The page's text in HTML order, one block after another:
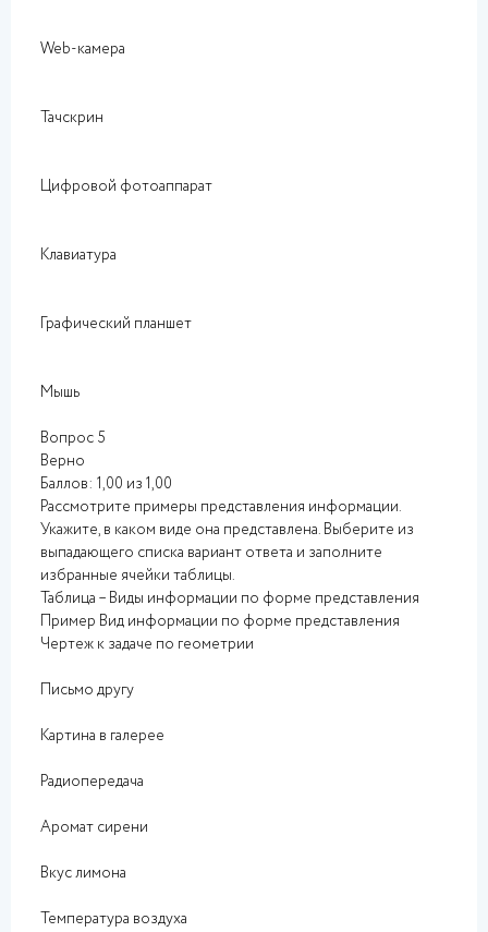
Web-камера
Тачскрин
Цифровой фотоаппарат
Клавиатура
Графический планшет
Мышь
Вопрос 5
Верно
Баллов: 1,00 из 1,00
Рассмотрите примеры представления информации.
Укажите, в каком виде она представлена. Выберите из
выпадающего списка вариант ответа и заполните
избранные ячейки таблицы.
Таблица – Виды информации по форме представления
Пример Вид информации по форме представления
Чертеж к задаче по геометрии
Письмо другу
Картина в галерее
Радиопередача
Аромат сирени
Вкус лимона
Температура воздуха